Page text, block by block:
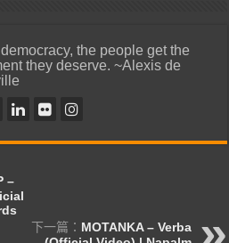
the people get the
they deserve. ~Alexis de
–
下一篇： MOTANKA – Verba